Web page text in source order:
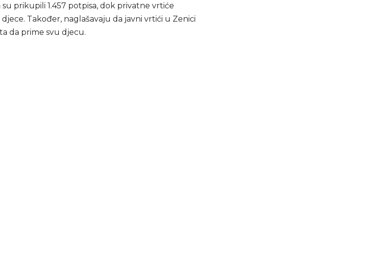
prikupili 1.457 potpisa, dok privatne vrtiće
Također, naglašavaju da javni vrtići u Zenici
da prime svu djecu.